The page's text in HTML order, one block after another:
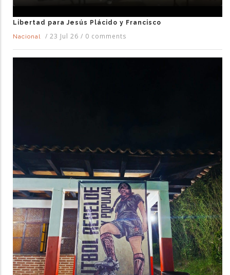
Libertad para Jesús Plácido y Francisco
Nacional
/ 23 Jul 26 / 0 comments